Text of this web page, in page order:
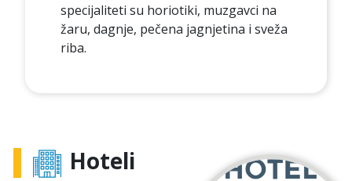
specijaliteti su horiotiki, muzgavci na
žaru, dagnje, pečena jagnjetina i sveža
riba.
Hoteli